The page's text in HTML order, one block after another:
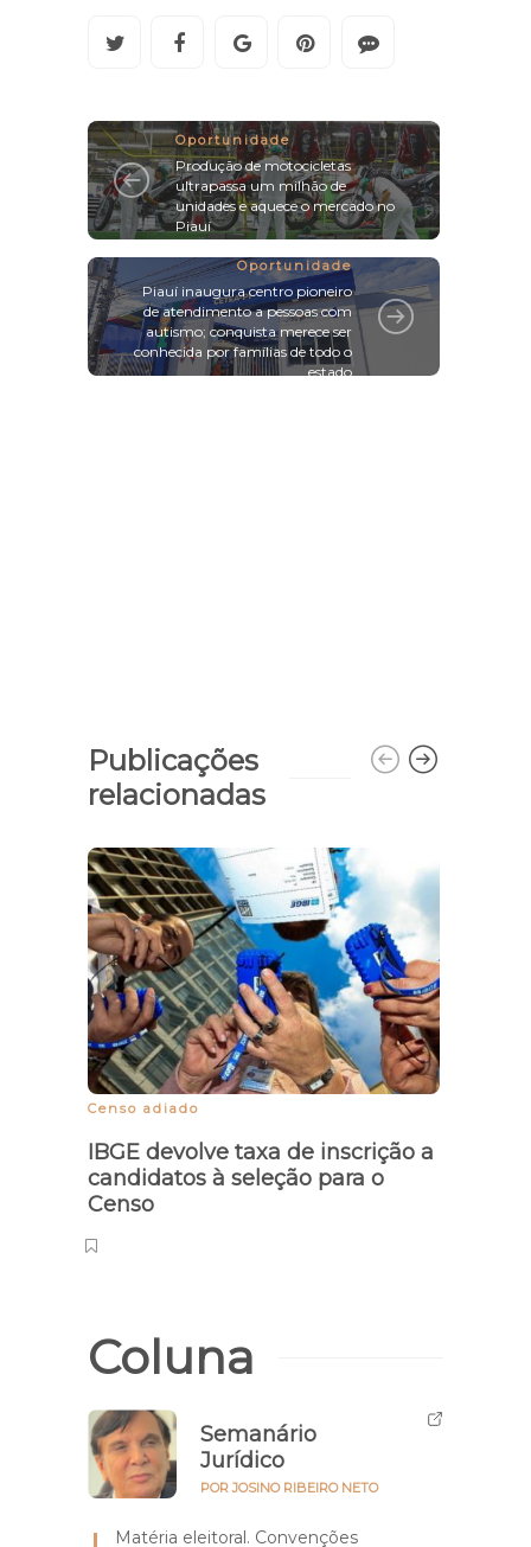
Oportunidade
Produção de motocicletas
ultrapassa um milhão de
unidades e aquece o mercado no
Piauí
Oportunidade
Piauí inaugura centro pioneiro
de atendimento a pessoas com
autismo; conquista merece ser
conhecida por famílias de todo o
estado
Publicações
relacionadas
Censo adiado
IBGE devolve taxa de inscrição a
candidatos à seleção para o
Censo
Coluna
Semanário
Jurídico
POR JOSINO RIBEIRO NETO
Matéria eleitoral. Convenções